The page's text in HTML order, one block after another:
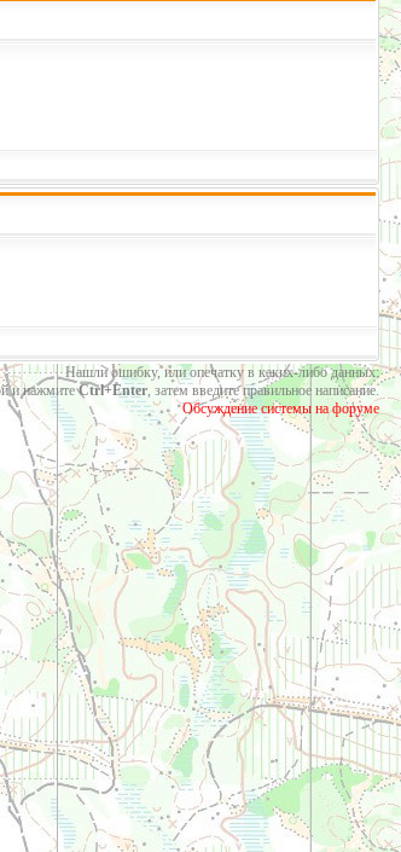
Нашли ошибку, или опечатку в каких-либо данных:
и нажмитеCtrl+Enter, затем введите правильное написание.
Обсуждение системы на форуме